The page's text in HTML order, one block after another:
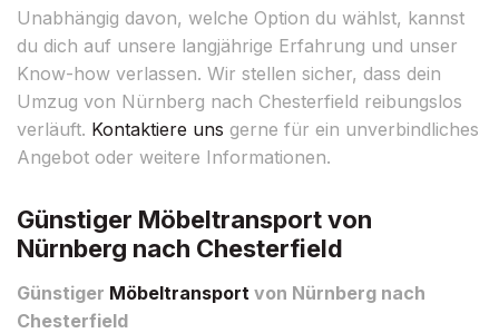
Unabhängig davon, welche Option du wählst, kannst
du dich auf unsere langjährige Erfahrung und unser
Know-how verlassen. Wir stellen sicher, dass dein
Umzug von Nürnberg nach Chesterfield reibungslos
verläuft. Kontaktiere uns gerne für ein unverbindliches
Angebot oder weitere Informationen.
Günstiger Möbeltransport von
Nürnberg nach Chesterfield
Günstiger Möbeltransport von Nürnberg nach
Chesterfield